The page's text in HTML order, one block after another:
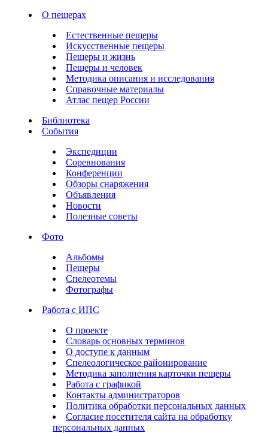
О пещерах
Естественные пещеры
Искусственные пещеры
Пещеры и жизнь
Пещеры и человек
Методика описания и исследования
Справочные материалы
Атлас пещер России
Библиотека
События
Экспедиции
Соревнования
Конференции
Обзоры снаряжения
Объявления
Новости
Полезные советы
Фото
Альбомы
Пещеры
Спелеотемы
Фотографы
Работа с ИПС
О проекте
Словарь основных терминов
О доступе к данным
Спелеологическое районирование
Методика заполнения карточки пещеры
Работа с графикой
Контакты администраторов
Политика обработки персональных данных
Согласие посетителя сайта на обработку
персональных данных